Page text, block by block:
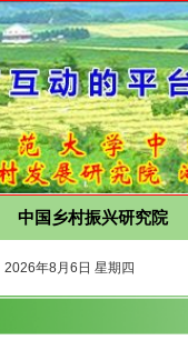
中国乡村振兴研究院
2026年8月6日 星期四